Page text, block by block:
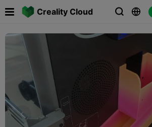
Creality Cloud  